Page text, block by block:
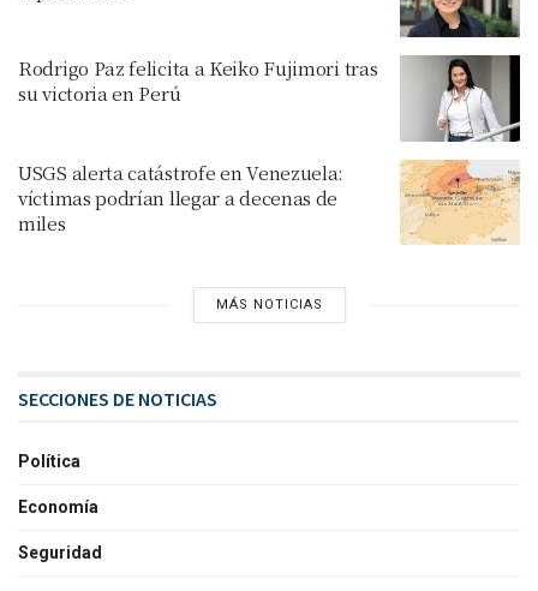
Rodrigo Paz felicita a Keiko Fujimori tras
su victoria en Perú
USGS alerta catástrofe en Venezuela:
víctimas podrían llegar a decenas de
miles
MÁS NOTICIAS
SECCIONES DE NOTICIAS
Política
Economía
Seguridad